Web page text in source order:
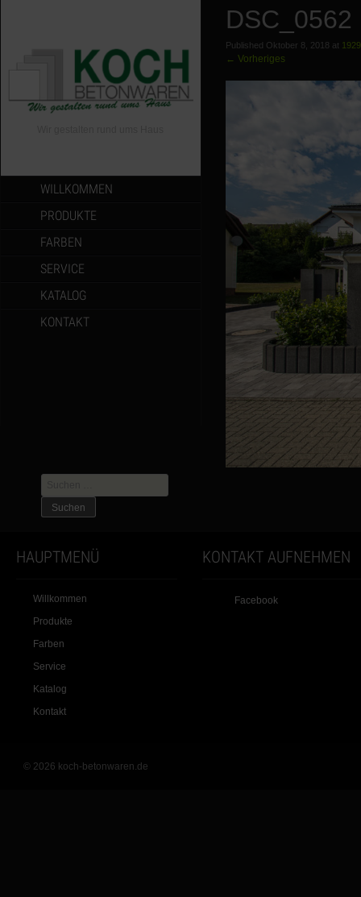
WILLKOMMEN
PRODUKTE
FARBEN
SERVICE
KATALOG
KONTAKT
DSC_0562
Published Oktober 8, 2018 at
← Vorheriges
nach:
HAUPTMENÜ
Willkommen
Produkte
Farben
Service
Katalog
Kontakt
KONTAKT AUFNEHMEN
Facebook
© 2026 koch-betonwaren.de